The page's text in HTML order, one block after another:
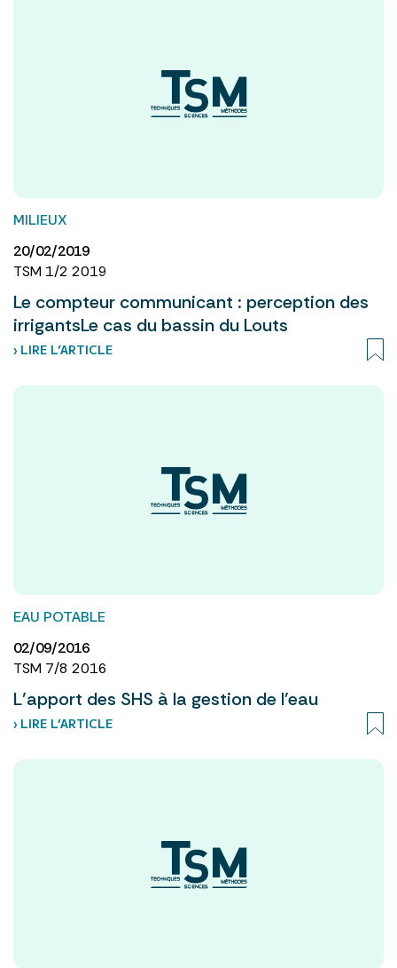
MILIEUX
20/02/2019
TSM 1/2 2019
Le compteur communicant : perception des
irrigantsLe cas du bassin du Louts
› LIRE L’ARTICLE
EAU POTABLE
02/09/2016
TSM 7/8 2016
L’apport des SHS à la gestion de l’eau
› LIRE L’ARTICLE